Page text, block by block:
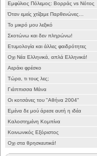
Εμφύλιος Πόλεμος: Βορράς vs Νότος
Όταν εμείς χτίζαμε Παρθενώνες…
Το μικρό μου λεξικό
Σκοτώνω και δεν πληρώνω!
Ετυμολογία και άλλες φαιδρότητες
Οχι Νέα Ελληνικά, απλά Ελληνικά!
Αεράκι φρέσκο
Τώρα, τι τους λες;
Γιάππισσα Μάνα
Οι κοτσάνες του "Αθήνα 2004"
Εμένα δε μού άρεσε αυτή η ιδέα
Καλοστημένη Κομπίνα
Κοινωνικός Εξόριστος
Οχι στα θρησκευτικά!